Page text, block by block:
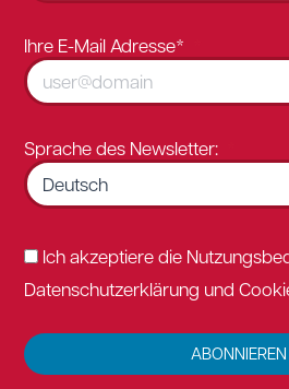
Ihre E-Mail Adresse*
Sprache des Newsletter:
Ich akzeptiere die
Datenschutzerklärung und
ABONNIEREN